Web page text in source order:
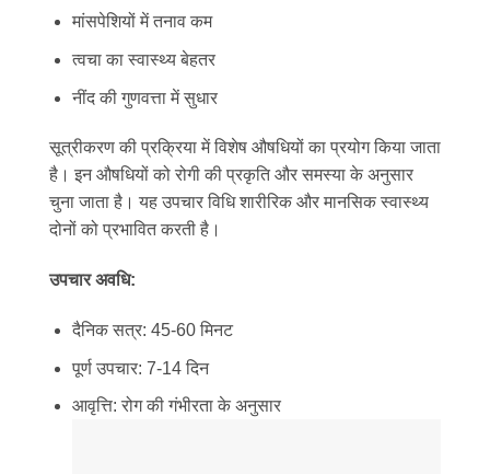
मांसपेशियों में तनाव कम
त्वचा का स्वास्थ्य बेहतर
नींद की गुणवत्ता में सुधार
सूत्रीकरण की प्रक्रिया में विशेष औषधियों का प्रयोग किया जाता
है। इन औषधियों को रोगी की प्रकृति और समस्या के अनुसार
चुना जाता है। यह उपचार विधि शारीरिक और मानसिक स्वास्थ्य
दोनों को प्रभावित करती है।
उपचार अवधि:
दैनिक सत्र: 45-60 मिनट
पूर्ण उपचार: 7-14 दिन
आवृत्ति: रोग की गंभीरता के अनुसार